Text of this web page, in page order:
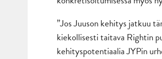
”Jos Juuson kehitys jatkuu
kiekollisesti taitava Rightin
kehityspotentiaalia JYPin